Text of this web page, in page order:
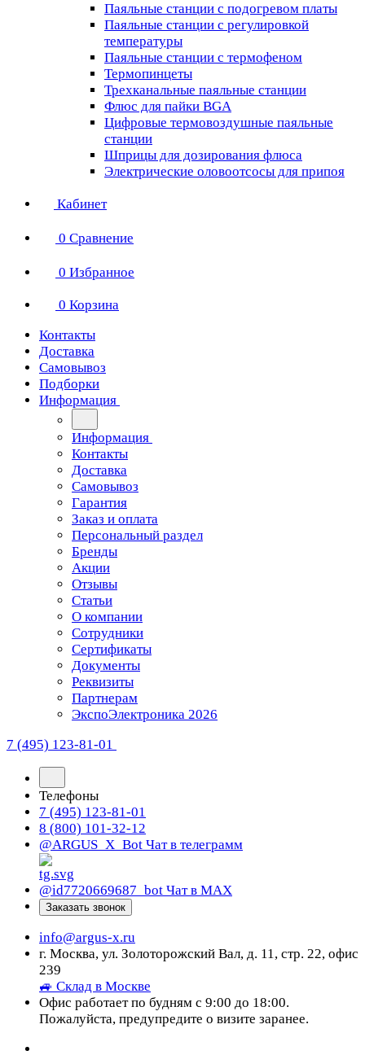
Паяльные станции с подогревом платы
Паяльные станции с регулировкой
температуры
Паяльные станции с термофеном
Термопинцеты
Трехканальные паяльные станции
Флюс для пайки BGA
Цифровые термовоздушные паяльные
станции
Шприцы для дозирования флюса
Электрические оловоотсосы для припоя
Кабинет
0 Сравнение
0 Избранное
0 Корзина
Контакты
Доставка
Самовывоз
Подборки
Информация
Информация
Контакты
Доставка
Самовывоз
Гарантия
Заказ и оплата
Персональный раздел
Бренды
Акции
Отзывы
Статьи
О компании
Сотрудники
Сертификаты
Документы
Реквизиты
Партнерам
ЭкспоЭлектроника 2026
7 (495) 123-81-01
Телефоны
7 (495) 123-81-01
8 (800) 101-32-12
@ARGUS_X_Bot Чат в телеграмм
@id7720669687_bot Чат в МАХ
Заказать звонок
info@argus-x.ru
г. Москва, ул. Золоторожский Вал, д. 11, стр. 22, офис
239
🚙 Склад в Москве
Офис работает по будням с 9:00 до 18:00.
Пожалуйста, предупредите о визите заранее.